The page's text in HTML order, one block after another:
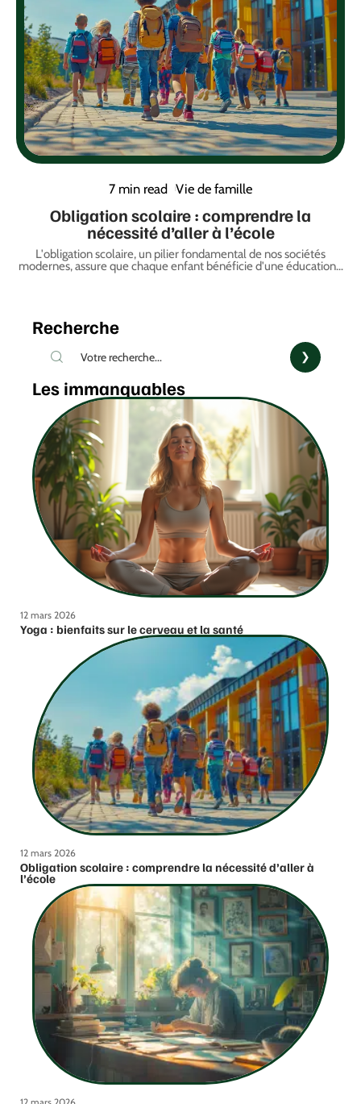
7 min read Vie de famille
Obligation scolaire : comprendre la
nécessité d’aller à l’école
L'obligation scolaire, un pilier fondamental de nos sociétés
modernes, assure que chaque enfant bénéficie d'une éducation…
Recherche
Les immanquables
12 mars 2026
Yoga : bienfaits sur le cerveau et la santé
12 mars 2026
Obligation scolaire : comprendre la nécessité d’aller à
l’école